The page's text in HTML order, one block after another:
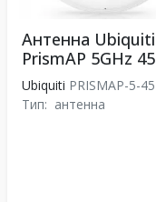
Антенна Ubiquiti
PrismAP 5GHz 45
Ubiquiti PRISMAP-5-45
Тип: антенна